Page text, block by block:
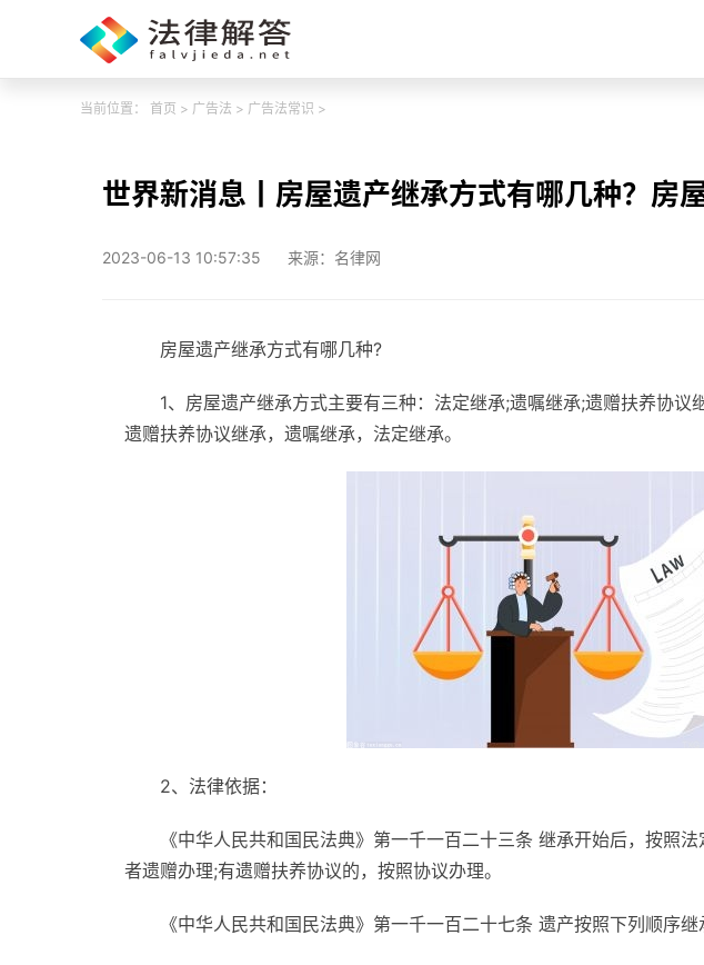
当前位置： 首页 > 广告法 > 广告法常识 >
世界新消息丨房屋遗产继承方式有哪几种？房
2023-06-13 10:57:35 来源：名律网
房屋遗产继承方式有哪几种?
1、房屋遗产继承方式主要有三种：法定继承;遗嘱继承;遗赠扶养协议
遗赠扶养协议继承，遗嘱继承，法定继承。
2、法律依据：
《中华人民共和国民法典》第一千一百二十三条 继承开始后，按照
者遗赠办理;有遗赠扶养协议的，按照协议办理。
《中华人民共和国民法典》第一千一百二十七条 遗产按照下列顺序继